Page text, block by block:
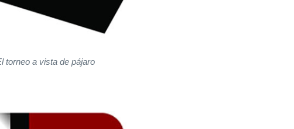
torneo a vista de pájaro